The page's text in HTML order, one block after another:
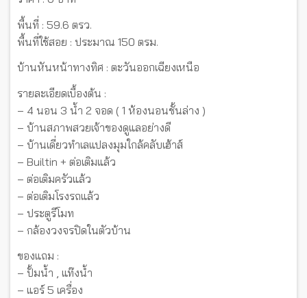
พื้นที่ : 59.6 ตรว.
พื้นที่ใช้สอย : ประมาณ 150 ตรม.
บ้านหันหน้าทางทิศ : ตะวันออกเฉียงเหนือ
รายละเอียดเบื้องต้น :
– 4 นอน 3 น้ำ 2 จอด ( 1 ห้องนอนชั้นล่าง )
– บ้านสภาพสวยเจ้าของดูแลอย่างดี
– บ้านเดี่ยวทำเลแปลงมุมใกล้คลับเฮ้าส์
– Builtin + ต่อเติมแล้ว
– ต่อเติมครัวแล้ว
– ต่อเติมโรงรถแล้ว
– ประตูรีโมท
– กล้องวงจรปิดในตัวบ้าน
ของแถม :
– ปั้มน้ำ , แท๊งน้ำ
– แอร์ 5 เครื่อง